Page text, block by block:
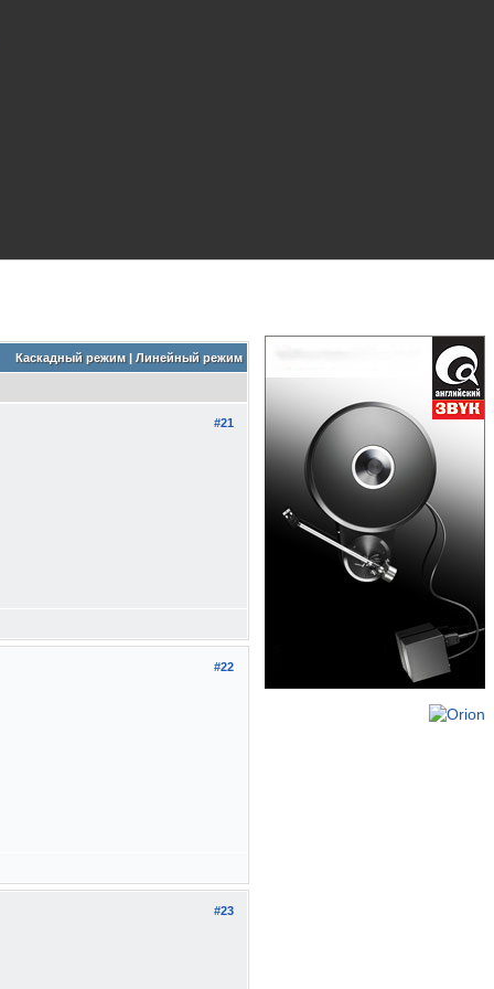
Каскадный режим| Линейный режим
#21
#22
#23